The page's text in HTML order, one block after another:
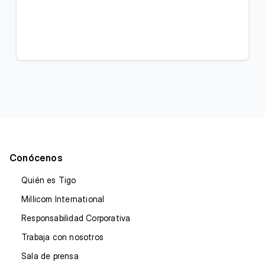
Conócenos
Quién es Tigo
Millicom International
Responsabilidad Corporativa
Trabaja con nosotros
Sala de prensa